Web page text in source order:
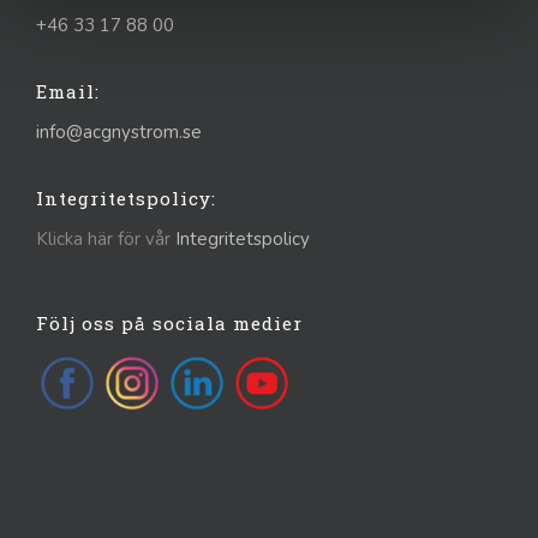
+46 33 17 88 00
Email:
info@acgnystrom.se
Integritetspolicy:
Klicka här för vår Integritetspolicy
Följ oss på sociala medier